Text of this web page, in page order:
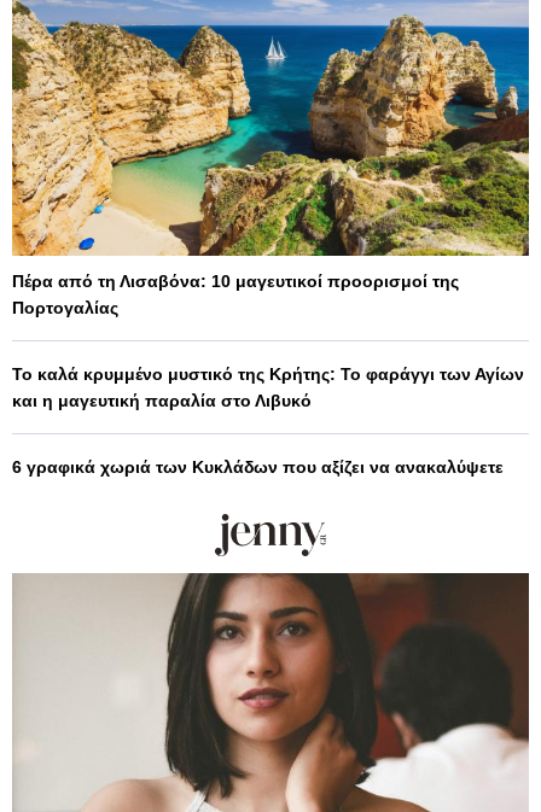
Πέρα από τη Λισαβόνα: 10 μαγευτικοί προορισμοί της
Πορτογαλίας
Το καλά κρυμμένο μυστικό της Κρήτης: Το φαράγγι των Αγίων
και η μαγευτική παραλία στο Λιβυκό
6 γραφικά χωριά των Κυκλάδων που αξίζει να ανακαλύψετε